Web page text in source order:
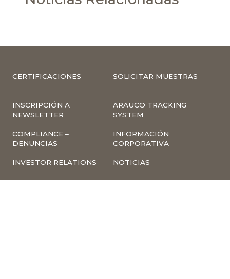
CERTIFICACIONES SOLICITAR MUESTRAS
INSCRIPCIÓN A
NEWSLETTER
ARAUCO TRACKING
SYSTEM
COMPLIANCE –
DENUNCIAS
INFORMACIÓN
CORPORATIVA
INVESTOR RELATIONS NOTICIAS